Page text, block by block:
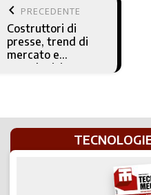
keyboard_arrow_left PRECEDENTE
Costruttori di
presse, trend di
mercato e
tecnologici